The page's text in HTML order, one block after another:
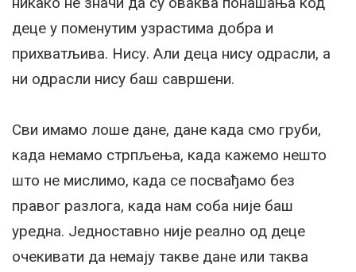
деце у поменутим узрастима добра и
прихватљива. Нису. Али деца нису одрасли, а
ни одрасли нису баш савршени.
Сви имамо лоше дане, дане када смо груби,
када немамо стрпљења, када кажемо нешто
што не мислимо, када се посвађамо без
правог разлога, када нам соба није баш
уредна. Једноставно није реално од деце
очекивати да немају такве дане или таква